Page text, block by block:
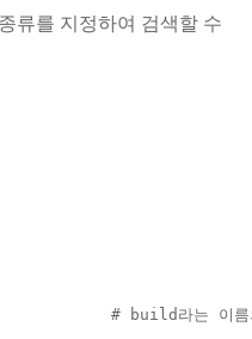
류를 지정하여 검색할 수
# build라는 이름의